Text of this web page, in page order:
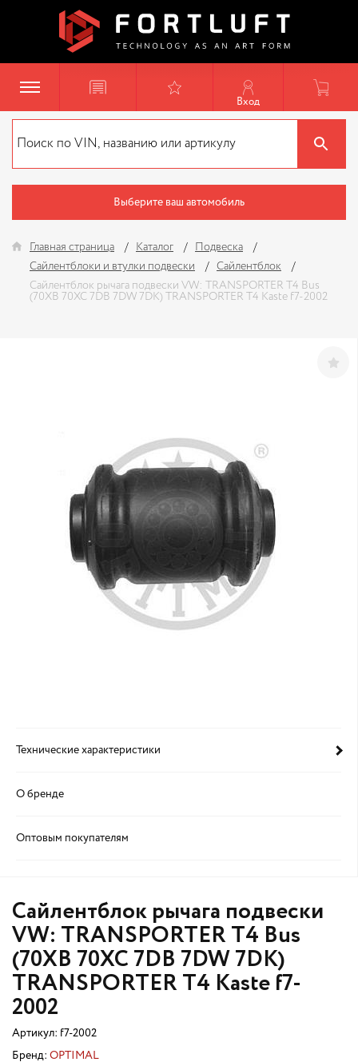
Вход
Выберите ваш автомобиль
Главная страница Каталог
Подвеска
Сайлентблоки и втулки подвески
Сайлентблок
Сайлентблок рычага подвески VW: TRANSPORTER T4 Bus
(70XB 70XC 7DB 7DW 7DK) TRANSPORTER T4 Kaste f7-2002
Технические характеристики
О бренде
Оптовым покупателям
Сайлентблок рычага подвески
VW: TRANSPORTER T4 Bus
(70XB 70XC 7DB 7DW 7DK)
TRANSPORTER T4 Kaste f7-
2002
Артикул: f7-2002
Бренд: OPTIMAL